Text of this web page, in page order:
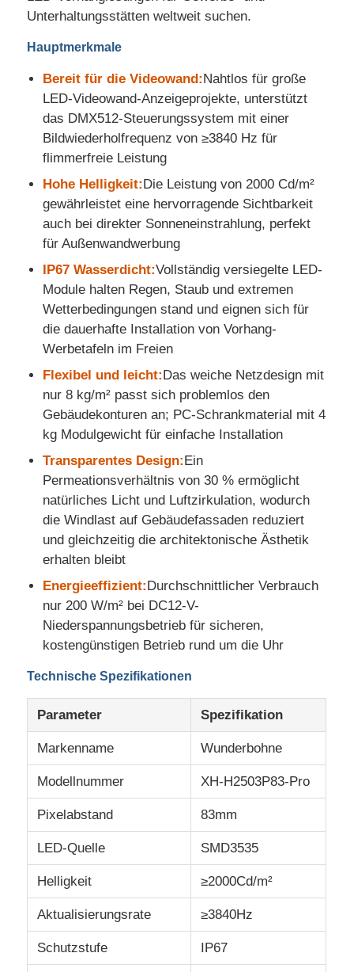
LED -Netzanzeige
LED transparente Filmbildschirm
Transparentes LED-Display
Drohnen-Flug-LED-Bildschirm
Holographischer LED-Bildschirm
LED -Kühlergrillbildschirm
Transparenter Bildschirm
Unterhaltungsstätten weltweit suchen.
Hauptmerkmale
Bereit für die Videowand:Nahtlos für große
LED-Videowand-Anzeigeprojekte, unterstützt
das DMX512-Steuerungssystem mit einer
Bildwiederholfrequenz von ≥3840 Hz für
flimmerfreie Leistung
Hohe Helligkeit:Die Leistung von 2000 Cd/m²
gewährleistet eine hervorragende Sichtbarkeit
auch bei direkter Sonneneinstrahlung, perfekt
für Außenwandwerbung
IP67 Wasserdicht:Vollständig versiegelte LED-
Module halten Regen, Staub und extremen
Wetterbedingungen stand und eignen sich für
die dauerhafte Installation von Vorhang-
Werbetafeln im Freien
Flexibel und leicht:Das weiche Netzdesign mit
nur 8 kg/m² passt sich problemlos den
Gebäudekonturen an; PC-Schrankmaterial mit 4
kg Modulgewicht für einfache Installation
Transparentes Design:Ein
Permeationsverhältnis von 30 % ermöglicht
natürliches Licht und Luftzirkulation, wodurch
die Windlast auf Gebäudefassaden reduziert
und gleichzeitig die architektonische Ästhetik
erhalten bleibt
Energieeffizient:Durchschnittlicher Verbrauch
nur 200 W/m² bei DC12-V-
Niederspannungsbetrieb für sicheren,
kostengünstigen Betrieb rund um die Uhr
Technische Spezifikationen
Parameter Spezifikation
Markenname Wunderbohne
Modellnummer XH-H2503P83-Pro
Pixelabstand 83mm
LED-Quelle SMD3535
Helligkeit ≥2000Cd/m²
Aktualisierungsrate ≥3840Hz
Schutzstufe IP67